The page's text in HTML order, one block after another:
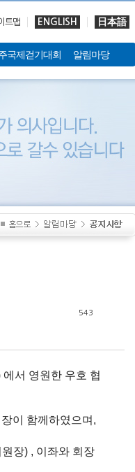
트맵 ENGLISH 日本語
국제걷기대회 알림마당
543
서 영원한 우호 협
이 함께하였으며,
장) , 이좌와 회장